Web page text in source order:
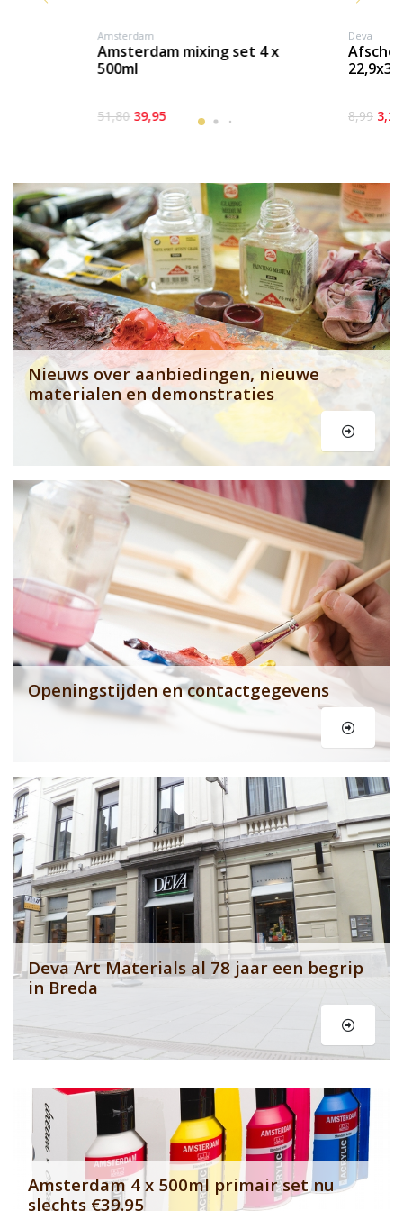
Amsterdam
amsterdam mixing set 4 x
500ml
51,80 39,95
Deva
afscheurpalet deva
8,99 3,25
Banner row 1
Nieuws over aanbiedingen, nieuwe
materialen en demonstraties
Openingstijden en contactgegevens
Deva Art Materials al 78 jaar een begrip
in Breda
Banner row 2
Amsterdam 4 x 500ml primair set nu
slechts €39.95